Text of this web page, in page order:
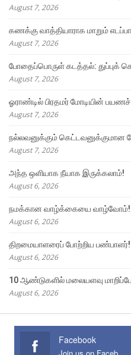
August 7, 2026
கணக்கு வாத்தியாராக மாறும்
August 7, 2026
போதைப்பொருள் கடத்தல்: துப்புக்
August 7, 2026
ஓராண்டில் பிரதமர் மோடியின்
August 7, 2026
நல்லவனுக்கும் கெட்டவனுக்குமான
August 7, 2026
அந்த ஒளியாக நீயாக இருக்கலாம்!
August 6, 2026
நமக்கான வாழ்க்கையை வாழ்வோம்!
August 6, 2026
திறமையாளரைப் போற்றிய பண்பாளர்!
August 6, 2026
10 ஆண்டுகளில் மலையளவு
August 6, 2026
Facebook